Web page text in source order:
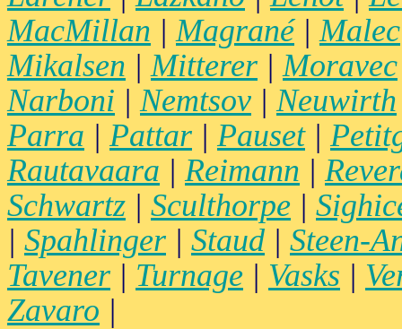
MacMillan | Magrané| Malec
Mikalsen | Mitterer | Moravec
Narboni | Nemtsov | Neuwirth
Parra | Pattar | Pauset|
Rautavaara | Reimann |
Schwartz | Sculthorpe |
| Spahlinger | Staud | Steen-
Tavener | Turnage | Vasks |
Zavaro |